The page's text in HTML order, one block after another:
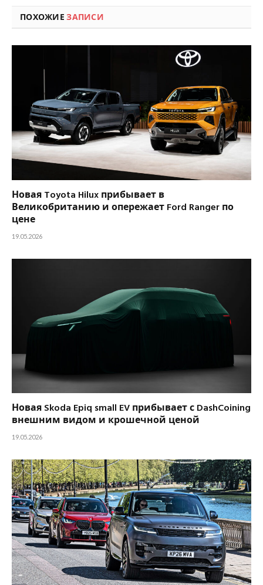
ПОХОЖИЕЗАПИСИ
Новая Toyota Hilux прибывает в
Великобританию и опережает Ford Ranger по
цене
19.05.2026
Новая Skoda Epiq small EV прибывает с DashCoining
внешним видом и крошечной ценой
19.05.2026